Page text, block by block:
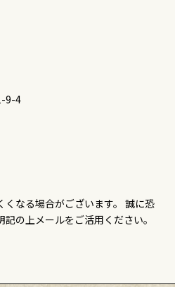
9-4
なる場合がございます。 誠に恐
の上メールをご活用ください。